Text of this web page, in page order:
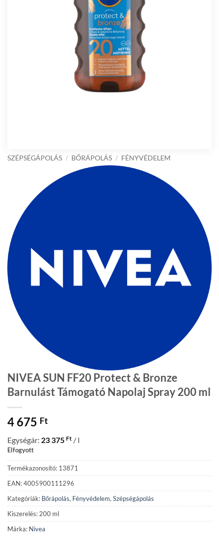
SZÉPSÉGÁPOLÁS / BŐRÁPOLÁS / FÉNYVÉDELEM
NIVEA SUN FF20 Protect & Bronze
Barnulást Támogató Napolaj Spray 200 ml
4 675 Ft
Egységár: 23 375 Ft / l
Elfogyott
Termékazonosító: 13871
EAN: 4005900111296
Kategóriák: Bőrápolás, Fényvédelem, Szépségápolás
Kiszerelés: 200 ml
Márka: Nivea